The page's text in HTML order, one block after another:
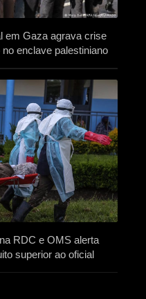
em Gaza agrava crise
enclave palestiniano
RDC e OMS alerta
superior ao oficial